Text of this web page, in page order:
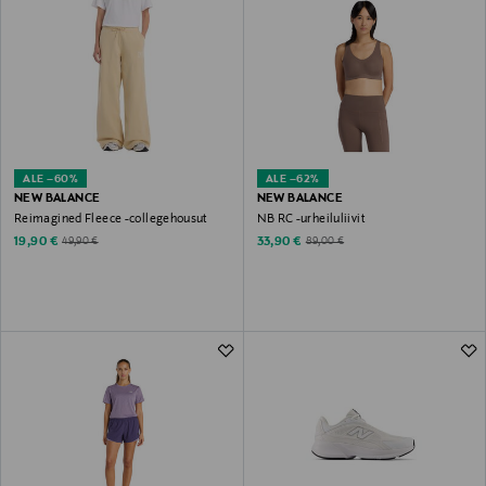
ALE –60%
NEW BALANCE
Reimagined Fleece -collegehousut
Discounted Price
19,90 € Original Price
49,90 €
ALE –62%
NEW BALANCE
NB RC -urheiluliivit
Discounted Price
33,90 € Original Price
89,00 €